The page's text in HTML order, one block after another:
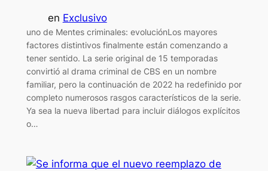
en Exclusivo
uno de Mentes criminales: evoluciónLos mayores
factores distintivos finalmente están comenzando a
tener sentido. La serie original de 15 temporadas
convirtió al drama criminal de CBS en un nombre
familiar, pero la continuación de 2022 ha redefinido por
completo numerosos rasgos característicos de la serie.
Ya sea la nueva libertad para incluir diálogos explícitos
o…